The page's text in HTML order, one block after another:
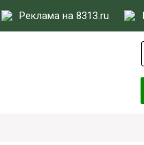
Реклама на 8313.ru